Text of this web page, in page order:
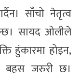
साँचो नेतृत्व
सायद ओलीले
हुंकारमा होइन,
बहस जरुरी छ।